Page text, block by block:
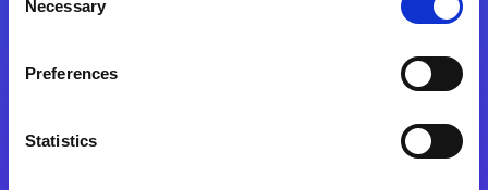
Selection
Necessary
Preferences
Statistics